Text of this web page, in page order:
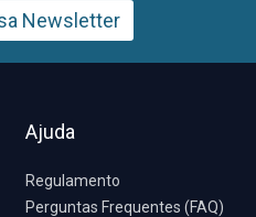
Newsletter
Ajuda
Regulamento
Perguntas Frequentes (FAQ)